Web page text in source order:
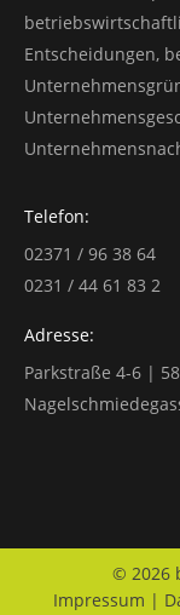
Entscheidungen,
Telefon:
02371 / 96 38 64
0231 / 44 61 83 2
Adresse:
Parkstraße 4-6 |
© 2026
Impressum |